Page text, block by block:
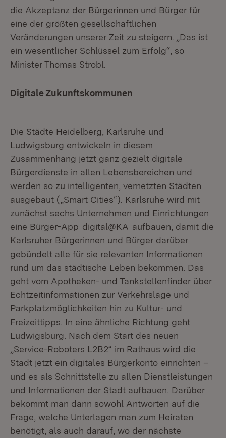
die Akzeptanz der Bürgerinnen und Bürger für
eine der größten gesellschaftlichen
Veränderungen unserer Zeit zu steigern. „Das ist
ein wesentlicher Schlüssel zum Erfolg“, so
Minister Thomas Strobl.
Digitale Zukunftskommunen
Die Städte Heidelberg, Karlsruhe und
Ludwigsburg entwickeln in diesem
Zusammenhang jetzt ganz gezielt digitale
Bürgerdienste in allen Lebensbereichen und
werden so zu intelligenten, vernetzten Städten
ausgebaut („Smart Cities“). Karlsruhe wird mit
zunächst sechs Unternehmen und Einrichtungen
eine Bürger-App digital@KA aufbauen, damit die
Karlsruher Bürgerinnen und Bürger darüber
gebündelt alle für sie relevanten Informationen
rund um das städtische Leben bekommen. Das
geht vom Apotheken- und Tankstellenfinder über
Echtzeitinformationen zur Verkehrslage und
Parkplatzmöglichkeiten hin zu Kultur- und
Freizeittipps. In eine ähnliche Richtung geht
Ludwigsburg. Nach dem Start des neuen
„Service-Roboters L2B2“ im Rathaus wird die
Stadt jetzt ein digitales Bürgerkonto einrichten –
und es als Schnittstelle zu allen Dienstleistungen
und Informationen der Stadt aufbauen. Darüber
bekommt man dann sowohl Antworten auf die
Frage, welche Unterlagen man zum Heiraten
benötigt, als auch darauf, wo der nächste